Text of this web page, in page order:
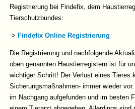
Registrierung bei Findefix, dem
Tierschutzbundes:
-> Findefix Online Registrierung
Die Registrierung und nachfolgende
oben genannten Haustierregistern ist für
wichtiger Schritt! Der Verlust eines Tieres
Sicherungsmaßnahmen- immer wieder
im Nachgang aufgefunden und im besten